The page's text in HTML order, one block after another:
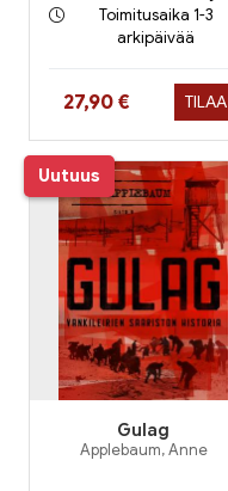
Toimitusaika 1-3
arkipäivää
Hinta nyt
27,90 € TILAA
Uutuus
Gulag
Applebaum, Anne